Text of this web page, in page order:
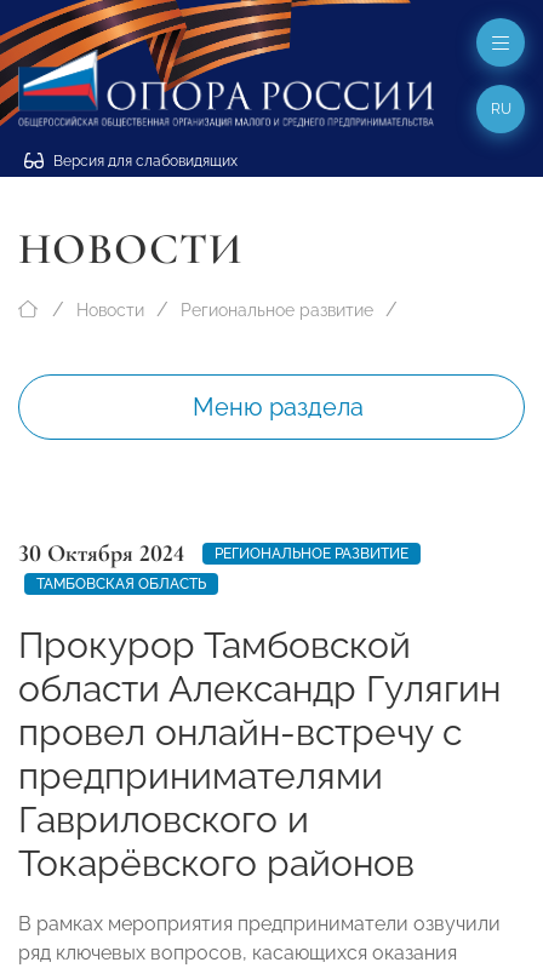
Версия для слабовидящих
RU
НОВОСТИ
Новости Региональное развитие
Меню раздела
30 Октября 2024
РЕГИОНАЛЬНОЕ РАЗВИТИЕ
ТАМБОВСКАЯ ОБЛАСТЬ
Прокурор Тамбовской
области Александр Гулягин
провел онлайн-встречу с
предпринимателями
Гавриловского и
Токарёвского районов
В рамках мероприятия предприниматели озвучили
ряд ключевых вопросов, касающихся оказания